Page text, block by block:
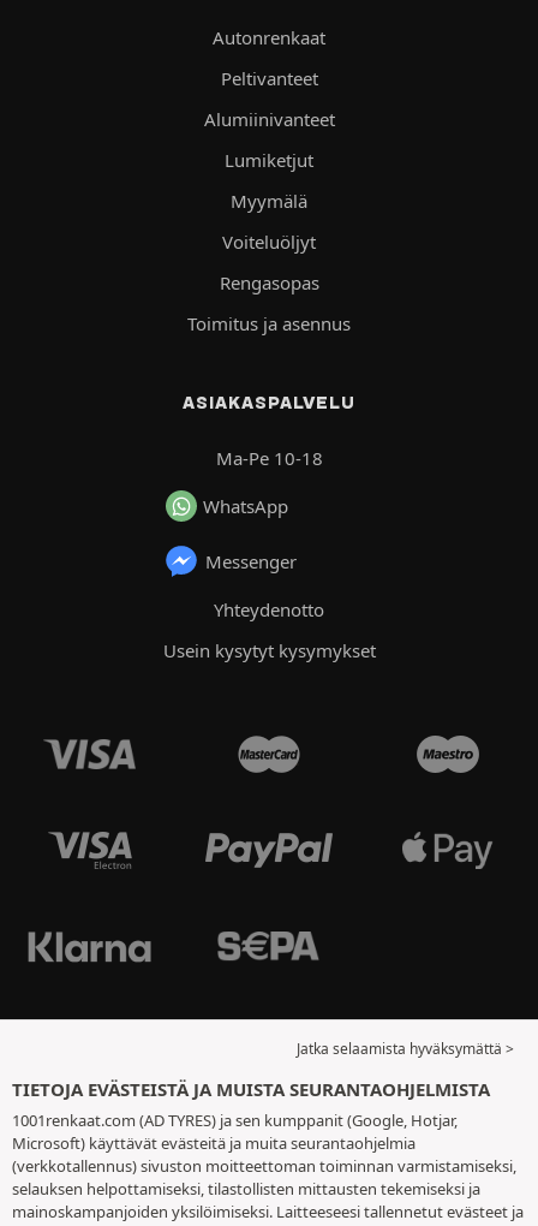
Autonrenkaat
Peltivanteet
Alumiinivanteet
Lumiketjut
Myymälä
Voiteluöljyt
Rengasopas
Toimitus ja asennus
ASIAKASPALVELU
Ma-Pe 10-18
WhatsApp
Messenger
Yhteydenotto
Usein kysytyt kysymykset
Jatka selaamista hyväksymättä >
TIETOJA EVÄSTEISTÄ JA MUISTA SEURANTAOHJELMISTA
1001renkaat.com (AD TYRES) ja sen kumppanit (Google, Hotjar,
Microsoft) käyttävät evästeitä ja muita seurantaohjelmia
(verkkotallennus) sivuston moitteettoman toiminnan varmistamiseksi,
selauksen helpottamiseksi, tilastollisten mittausten tekemiseksi ja
mainoskampanjoiden yksilöimiseksi. Laitteeseesi tallennetut evästeet ja